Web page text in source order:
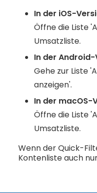
In der iOS-
Öffne die Liste
Umsatzliste.
In der Android-
Gehe zur Liste
anzeigen'.
In der macOS-
Öffne die Liste
Umsatzliste.
Wenn der Quick-
Kontenliste auch